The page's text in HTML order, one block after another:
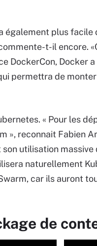
également plus
t-il encore.
DockerCon, Docker
permettra de
« Pour les
», reconnait Fabien
utilisation massive
naturellement
car ils auront
de